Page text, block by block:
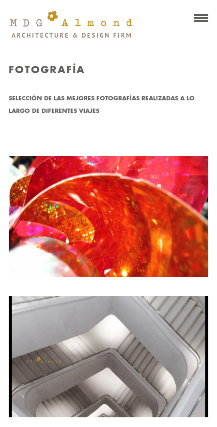
FOTOGRAFÍA
SELECCIÓN DE LAS MEJORES FOTOGRAFÍAS REALIZADAS A LO
LARGO DE DIFERENTES VIAJES